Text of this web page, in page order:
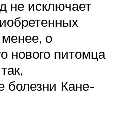
не исключает
о
нового питомца
болезни Кане-